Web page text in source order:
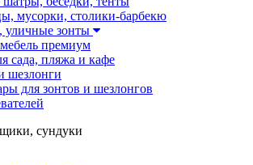
мусорки, столики-барбекю
уличные зонты
премиум
сада, пляжа и кафе
шезлонги
для зонтов и шезлонгов
сундуки